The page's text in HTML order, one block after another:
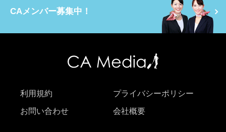
CAメンバー募集中！
利用規約 プライバシーポリシー
お問い合わせ 会社概要